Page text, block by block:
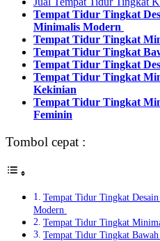
Tempat Tidur Tingkat
Minimalis Modern
Tempat Tidur Tingkat
Tempat Tidur Tingkat
Tempat Tidur Tingkat
Tempat Tidur Tingkat
Kekinian
Tempat Tidur Tingkat
Feminin
Tombol cepat :
Tempat Tidur Tingkat
Modern
Tempat Tidur Tingkat
Tempat Tidur Tingkat